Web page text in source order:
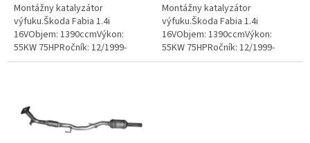
Montážny katalyzátor
výfuku.Škoda Fabia 1.4i
16VObjem: 1390ccmVýkon:
55KW 75HPRočník: 12/1999-
03/2008Kód motora: AUA, BBY,
Montážny katalyzátor
výfuku.Škoda Fabia 1.4i
16VObjem: 1390ccmVýkon:
55KW 75HPRočník: 12/1999-
03/2008Kód motora: AUA, BBY,